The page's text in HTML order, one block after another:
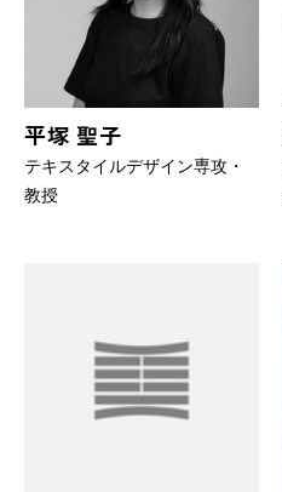
平塚 聖子
テキスタイルデザイン専攻・
教授